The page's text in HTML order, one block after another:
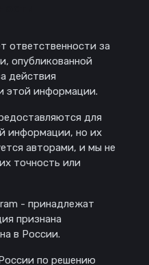
ответственности за
опубликованной
действия
этой информации.
для
информации, но их
авторами, и мы не
точность или
- принадлежат
признана
в России.
по решению